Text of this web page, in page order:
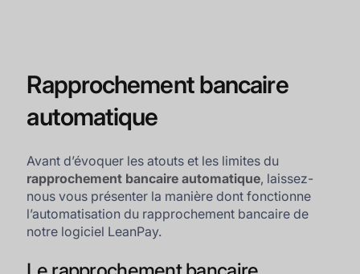
Rapprochement bancaire
automatique
Avant d’évoquer les atouts et les limites du
rapprochement bancaire automatique, laissez-
nous vous présenter la manière dont fonctionne
l’automatisation du rapprochement bancaire de
notre logiciel LeanPay.